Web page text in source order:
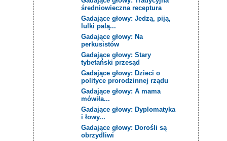
średniowieczna receptura
Gadające głowy: Jedzą, piją,
lulki palą...
Gadające głowy: Na
perkusistów
Gadające głowy: Stary
tybetański przesąd
Gadające głowy: Dzieci o
polityce prorodzinnej rządu
Gadające głowy: A mama
mówiła...
Gadające głowy: Dyplomatyka
i łowy...
Gadające głowy: Dorośli są
obrzydliwi